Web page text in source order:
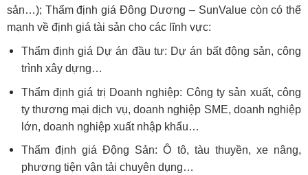
sản…); Thẩm định giá Đông Dương – SunValue còn có thế
mạnh về định giá tài sản cho các lĩnh vực:
Thẩm định giá Dự án đầu tư: Dự án bất động sản, công
trình xây dựng…
Thẩm định giá trị Doanh nghiệp: Công ty sản xuất, công
ty thương mại dịch vụ, doanh nghiệp SME, doanh nghiệp
lớn, doanh nghiệp xuất nhập khẩu…
Thẩm định giá Động Sản: Ô tô, tàu thuyền, xe nâng,
phương tiện vận tải chuyên dụng…